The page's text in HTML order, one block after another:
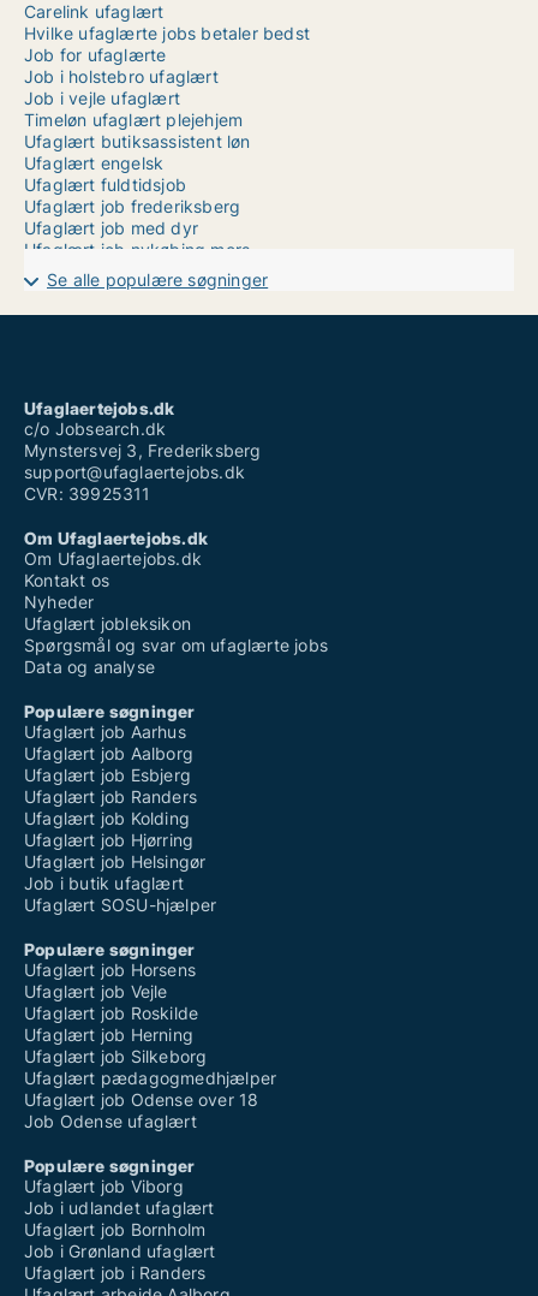
Carelink ufaglært
Hvilke ufaglærte jobs betaler bedst
Job for ufaglærte
Job i holstebro ufaglært
Job i vejle ufaglært
Timeløn ufaglært plejehjem
Ufaglært butiksassistent løn
Ufaglært engelsk
Ufaglært fuldtidsjob
Ufaglært job frederiksberg
Ufaglært job med dyr
Ufaglært job nykøbing mors
Ufaglært job slagelse
Ufaglært lagermedarbejder løn
Ufaglært pædagog
Vikar hjemmepleje ufaglært
Vikar jobs ufaglært
Se alle populære søgninger
Ufaglaertejobs.dk
c/o Jobsearch.dk
Mynstersvej 3, Frederiksberg
support@ufaglaertejobs.dk
CVR: 39925311
Om Ufaglaertejobs.dk
Om Ufaglaertejobs.dk
Kontakt os
Nyheder
Ufaglært jobleksikon
Spørgsmål og svar om ufaglærte jobs
Data og analyse
Populære søgninger
Ufaglært job Aarhus
Ufaglært job Aalborg
Ufaglært job Esbjerg
Ufaglært job Randers
Ufaglært job Kolding
Ufaglært job Hjørring
Ufaglært job Helsingør
Job i butik ufaglært
Ufaglært SOSU-hjælper
Populære søgninger
Ufaglært job Horsens
Ufaglært job Vejle
Ufaglært job Roskilde
Ufaglært job Herning
Ufaglært job Silkeborg
Ufaglært pædagogmedhjælper
Ufaglært job Odense over 18
Job Odense ufaglært
Populære søgninger
Ufaglært job Viborg
Job i udlandet ufaglært
Ufaglært job Bornholm
Job i Grønland ufaglært
Ufaglært job i Randers